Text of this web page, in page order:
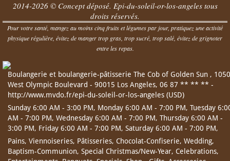
2014-2026 © Concept déposé. Epi-du-soleil-or-los-angeles tous
droits réservés.
Pour votre santé, mangez au moins cinq fruits et légumes par jour, pratiquez une activité
physique régulière, évitez de manger trop gras, trop sucré, trop salé, évitez de grignoter
entre les repas.
Boulangerie et boulangerie-pâtisserie The Cob of Golden Sun , 1050
West Olympic Boulevard - 90015 Los Angeles, 06 87 ** ** ** -
http://www.mvdo.fr/epi-du-soleil-or-los-angeles (USD)
Sunday 6:00 AM - 3:00 PM, Monday 6:00 AM - 7:00 PM, Tuesday
AM - 7:00 PM, Wednesday 6:00 AM - 7:00 PM, Thursday 6:00 AM -
3:00 PM, Friday 6:00 AM - 7:00 PM, Saturday 6:00 AM - 7:00 PM,
Pains, Viennoiseries, Pâtisseries, Chocolat-Confiserie, Wedding,
Baptism-Communion, Special Christmas/New-Year, Celebrations,